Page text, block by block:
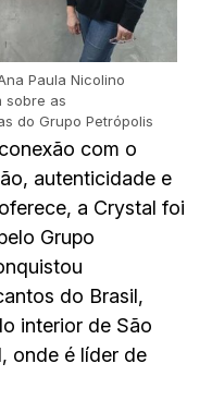
Paula Nicolino
sobre as
do Grupo Petrópolis
com o
autenticidade e
a Crystal foi
Grupo
do Brasil,
interior de São
onde é líder de